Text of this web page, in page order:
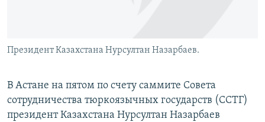
Президент Казахстана Нурсултан Назарбаев.
В Астане на пятом по счету саммите Совета
сотрудничества тюркоязычных государств (ССТГ)
президент Казахстана Нурсултан Назарбаев